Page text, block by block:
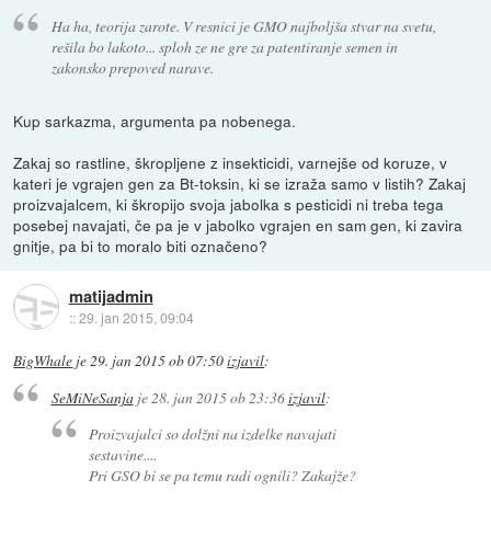
Ha ha, teorija zarote. V resnici je GMO najboljša stvar na svetu,
rešila bo lakoto... sploh ze ne gre za patentiranje semen in
zakonsko prepoved narave.
Kup sarkazma, argumenta pa nobenega.
Zakaj so rastline, škropljene z insekticidi, varnejše od koruze, v
kateri je vgrajen gen za Bt-toksin, ki se izraža samo v listih? Zakaj
proizvajalcem, ki škropijo svoja jabolka s pesticidi ni treba tega
posebej navajati, če pa je v jabolko vgrajen en sam gen, ki zavira
gnitje, pa bi to moralo biti označeno?
matijadmin
::29. jan 2015, 09:04
BigWhale je29. jan 2015 ob 07:50izjavil:
SeMiNeSanjaje28. jan 2015 ob 23:36izjavil:
Proizvajalci so dolžni na izdelke navajati
sestavine....
Pri GSO bi se pa temu radi ognili? Zakajže?